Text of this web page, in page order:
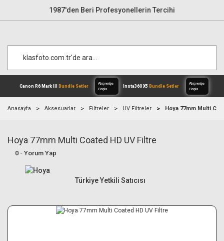
1987'den Beri Profesyonellerin Tercihi
Canon R6 Mark IIIBundle Setler
Anasayfa Aksesuarlar Filtreler UV Filtreler Hoya 77mm Multi
Hoya 77mm Multi Coated HD UV Filtre
0 - Yorum Yap
Türkiye Yetkili Satıcısı